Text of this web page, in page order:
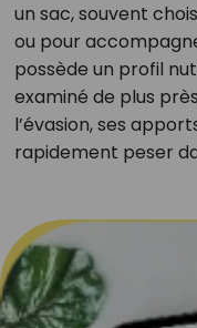
un sac, souvent
ou pour
possède un profil
examiné de plus
l’évasion, ses
rapidement peser